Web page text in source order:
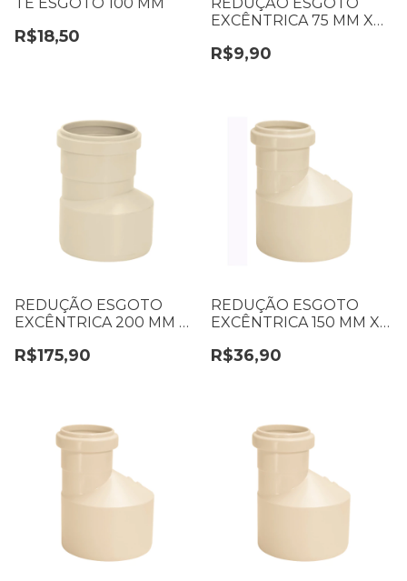
TE ESGOTO 100 MM
R$18,50
REDUÇÃO ESGOTO
EXCÊNTRICA 75 MM X
R$9,90
REDUÇÃO ESGOTO
EXCÊNTRICA 200 MM X
R$175,90
REDUÇÃO ESGOTO
EXCÊNTRICA 150 MM X
R$36,90